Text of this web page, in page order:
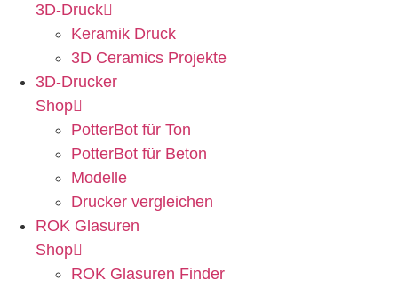
3D-Druck
Keramik Druck
3D Ceramics Projekte
3D-Drucker
Shop
PotterBot für Ton
PotterBot für Beton
Modelle
Drucker vergleichen
ROK Glasuren
Shop
ROK Glasuren Finder